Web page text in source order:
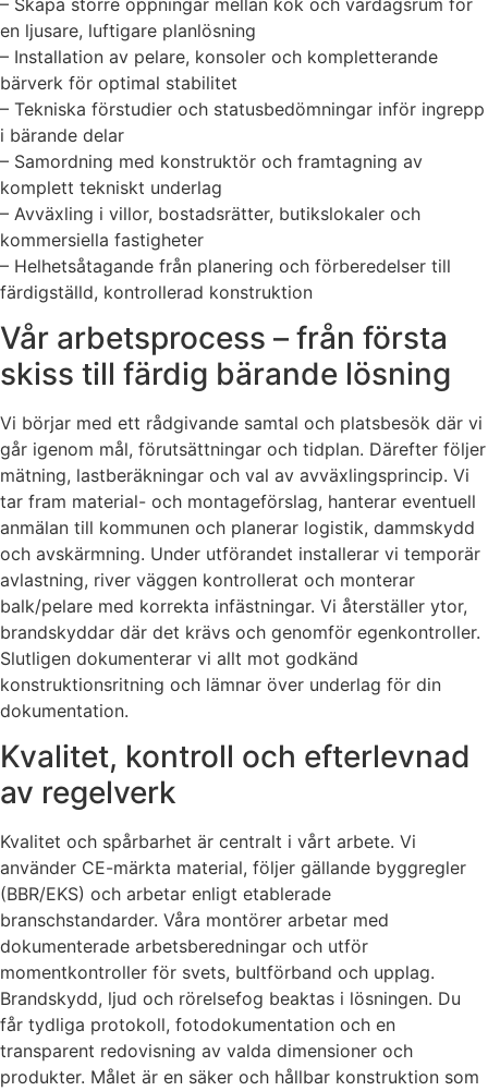
en ljusare, luftigare planlösning
– Installation av pelare, konsoler och kompletterande
bärverk för optimal stabilitet
– Tekniska förstudier och statusbedömningar inför ingrepp
i bärande delar
– Samordning med konstruktör och framtagning av
komplett tekniskt underlag
– Avväxling i villor, bostadsrätter, butikslokaler och
kommersiella fastigheter
– Helhetsåtagande från planering och förberedelser till
färdigställd, kontrollerad konstruktion
Vår arbetsprocess – från första
skiss till färdig bärande lösning
Vi börjar med ett rådgivande samtal och platsbesök där vi
går igenom mål, förutsättningar och tidplan. Därefter följer
mätning, lastberäkningar och val av avväxlingsprincip. Vi
tar fram material- och montageförslag, hanterar eventuell
anmälan till kommunen och planerar logistik, dammskydd
och avskärmning. Under utförandet installerar vi temporär
avlastning, river väggen kontrollerat och monterar
balk/pelare med korrekta infästningar. Vi återställer ytor,
brandskyddar där det krävs och genomför egenkontroller.
Slutligen dokumenterar vi allt mot godkänd
konstruktionsritning och lämnar över underlag för din
dokumentation.
Kvalitet, kontroll och efterlevnad
av regelverk
Kvalitet och spårbarhet är centralt i vårt arbete. Vi
använder CE-märkta material, följer gällande byggregler
(BBR/EKS) och arbetar enligt etablerade
branschstandarder. Våra montörer arbetar med
dokumenterade arbetsberedningar och utför
momentkontroller för svets, bultförband och upplag.
Brandskydd, ljud och rörelsefog beaktas i lösningen. Du
får tydliga protokoll, fotodokumentation och en
transparent redovisning av valda dimensioner och
produkter. Målet är en säker och hållbar konstruktion som